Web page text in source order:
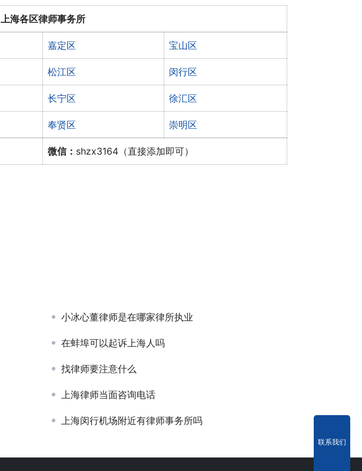
上海各区律师事务所
嘉定区 宝山区
松江区 闵行区
长宁区 徐汇区
奉贤区 崇明区
微信： shzx3164（直接添加即可）
小冰心董律师是在哪家律所执业
在蚌埠可以起诉上海人吗
找律师要注意什么
上海律师当面咨询电话
上海闵行机场附近有律师事务所吗
联系我们